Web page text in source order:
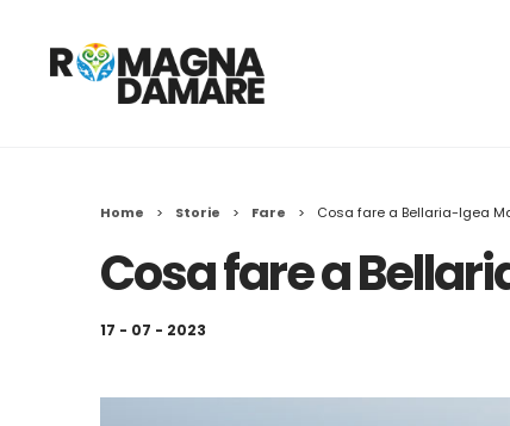
Home > Storie > Fare > Cosa fare a Bellaria-Igea
Cosa fare a
17 - 07 - 2023